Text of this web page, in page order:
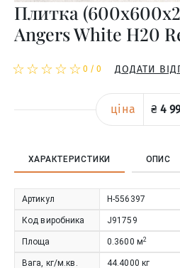
Плитка
Angers White H20
☆
★☆
★☆
★☆
★☆
★ 0 / 0 ДОДАТИ
ціна ₴ 4
ХАРАКТЕРИСТИКИ ОПИС
Артикул Н-556397
Код виробника J91759
Площа 0.3600 м2
Вага, кг/м.кв. 44.4000 кг